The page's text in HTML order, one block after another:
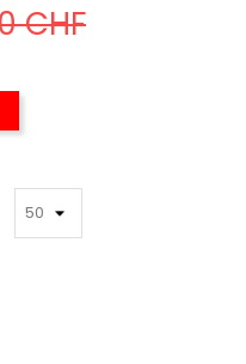
CHF